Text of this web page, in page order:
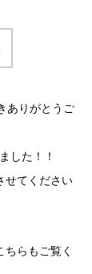
ありがとうご
した！！
せてください
らもご覧く